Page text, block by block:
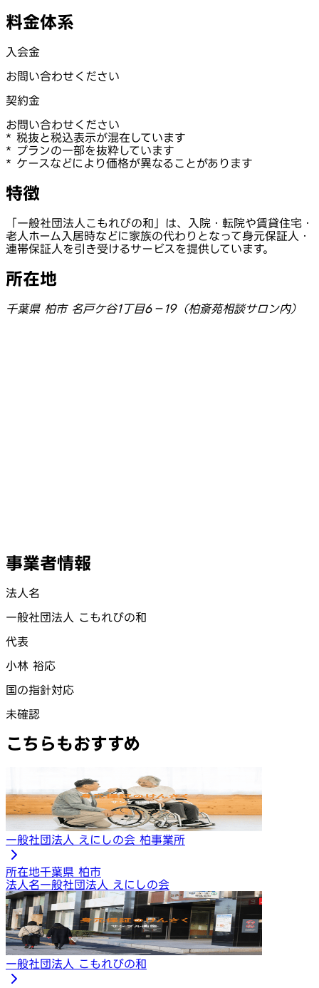
料金体系
入会金
お問い合わせください
契約金
お問い合わせください
* 税抜と税込表示が混在しています
* プランの一部を抜粋しています
* ケースなどにより価格が異なることがあります
特徴
「一般社団法人こもれびの和」は、入院・転院や賃貸住宅・
老人ホーム入居時などに家族の代わりとなって身元保証人・
連帯保証人を引き受けるサービスを提供しています。
所在地
千葉県 柏市 名戸ケ谷1丁目6−19（柏斎苑相談サロン内）
事業者情報
法人名
一般社団法人 こもれびの和
代表
小林 裕応
国の指針対応
未確認
こちらもおすすめ
一般社団法人 えにしの会 柏事業所
所在地千葉県 柏市
法人名一般社団法人 えにしの会
一般社団法人 こもれびの和